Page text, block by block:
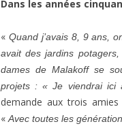
Dans les années
« Quand j’avais 8, 9 ans,
avait des jardins
dames de Malakoff se
projets : « Je viendrai ici
demande aux trois
«Avec toutes les